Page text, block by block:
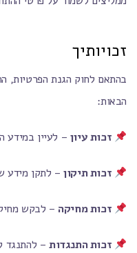
זכויותיך
הבאות:
זכות עיון – לעיין במידע
זכות תיקון– לתקן מידע
זכות מחיקה – לבקש
זכות התנגדות – להתנגד